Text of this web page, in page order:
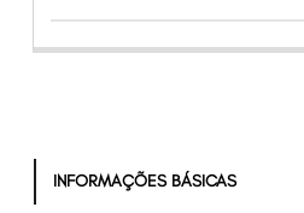
INFORMAÇÕES BÁSICAS